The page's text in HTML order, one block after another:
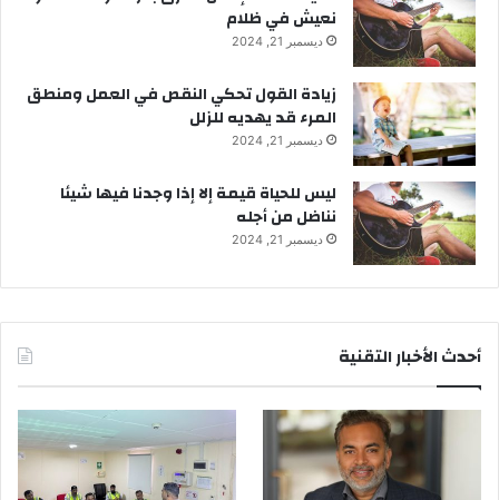
نعيش في ظلام
ديسمبر 21, 2024
زيادة القول تحكي النقص في العمل ومنطق
المرء قد يهديه للزلل
ديسمبر 21, 2024
ليس للحياة قيمة إلا إذا وجدنا فيها شيئا
نناضل من أجله
ديسمبر 21, 2024
أحدث الأخبار التقنية